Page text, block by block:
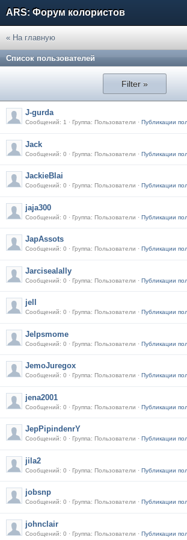
ARS: Форум колористов
« На главную
Список пользователей
Filter »
J-gurda
Сообщений: 1 · Группа: Пользователи · Публикации
Jack
Сообщений: 0 · Группа: Пользователи · Публикации
JackieBlai
Сообщений: 0 · Группа: Пользователи · Публикации
jaja300
Сообщений: 0 · Группа: Пользователи · Публикации
JapAssots
Сообщений: 0 · Группа: Пользователи · Публикации
Jarcisealally
Сообщений: 0 · Группа: Пользователи · Публикации
jell
Сообщений: 0 · Группа: Пользователи · Публикации
Jelpsmome
Сообщений: 0 · Группа: Пользователи · Публикации
JemoJuregox
Сообщений: 0 · Группа: Пользователи · Публикации
jena2001
Сообщений: 0 · Группа: Пользователи · Публикации
JepPipindenrY
Сообщений: 0 · Группа: Пользователи · Публикации
jila2
Сообщений: 0 · Группа: Пользователи · Публикации
jobsnp
Сообщений: 0 · Группа: Пользователи · Публикации
johnclair
Сообщений: 0 · Группа: Пользователи · Публикации